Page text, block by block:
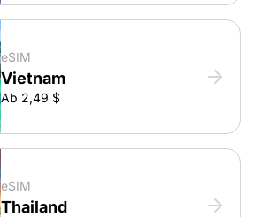
eSIM
Vietnam
Ab 2,49 $
eSIM
Thailand